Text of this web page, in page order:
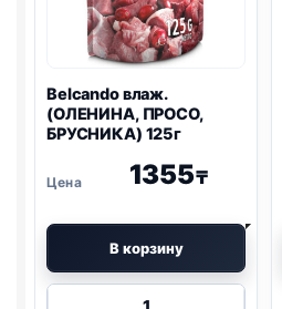
Belcando влаж.
(ОЛЕНИНА, ПРОСО,
БРУСНИКА) 125г
1355₸
В корзину
Количество